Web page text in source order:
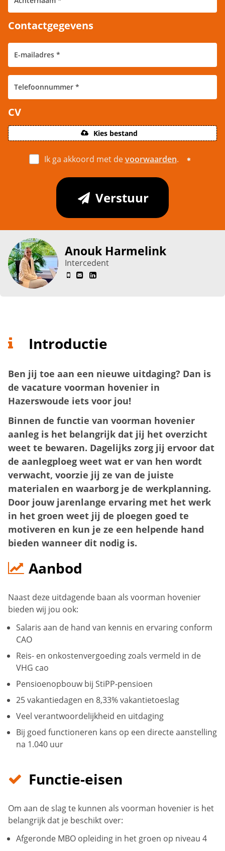
Anouk Harmelink
Intercedent
Contactgegevens
CV
Kies bestand
Ik ga akkoord met devoorwaarden.
Verstuur
Introductie
Ben jij toe aan een nieuwe uitdaging? Dan is
de vacature voorman hovenier in
Hazerswoude iets voor jou!
Binnen de functie van voorman hovenier
aanleg is het belangrijk dat jij het overzicht
weet te bewaren. Dagelijks zorg jij ervoor dat
de aanlegploeg weet wat er van hen wordt
verwacht, voorzie jij ze van de juiste
materialen en waarborg je de werkplanning.
Door jouw jarenlange ervaring met het werk
in het groen weet jij de ploegen goed te
motiveren en kun je ze een helpende hand
bieden wanneer dit nodig is.
Aanbod
Naast deze uitdagende baan als voorman hovenier
bieden wij jou ook:
Salaris aan de hand van kennis en ervaring conform
CAO
Reis- en onkostenvergoeding zoals vermeld in de
VHG cao
Pensioenopbouw bij StiPP-pensioen
25 vakantiedagen en 8,33% vakantietoeslag
Veel verantwoordelijkheid en uitdaging
Bij goed functioneren kans op een directe aanstelling
na 1.040 uur
Functie-eisen
Om aan de slag te kunnen als voorman hovenier is het
belangrijk dat je beschikt over:
Afgeronde MBO opleiding in het groen op niveau 4